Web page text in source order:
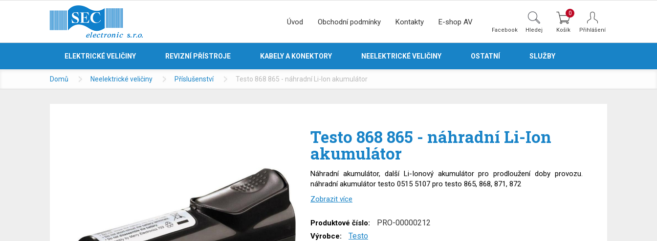
Přihlášení
0
Hledej
Facebook
Úvod Obchodní podmínky Kontakty E-shop AV
ELEKTRICKÉ VELIČINY REVIZNÍ PŘÍSTROJE KABELY A KONEKTORY NEELEKTRICKÉ VELIČINY OSTATNÍ SLUŽBY
Domů Neelektrické veličiny Příslušenství Testo 868 865 - náhradní Li-Ion akumulátor
Testo 868 865 - náhradní Li-Ion
akumulátor
Náhradní akumulátor, další Li-Ionový akumulátor pro prodloužení doby provozu.
náhradní akumulátor testo 0515 5107 pro testo 865, 868, 871, 872
Zobrazit více
Produktové číslo: PRO-00000212
Výrobce: Testo